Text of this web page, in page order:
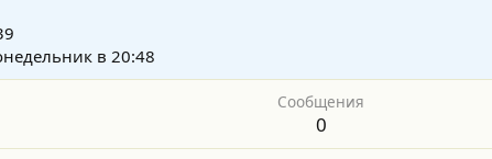
в 20:48
Сообщения
0